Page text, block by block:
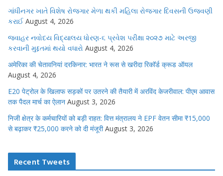
ગાંધીનગર ખાતે વિશેષ રોજગાર મેળા થકી મહિલા રોજગાર દિવસની ઉજવણી
કરાઈ August 4, 2026
જવાહર નવોદય વિદ્યાલય ધોરણ-૬ પ્રવેશ પરીક્ષા ૨૦૨૭ માટે અરજી
કરવાની મુદ્દતમાં થયો વધારો August 4, 2026
अमेरिका की चेतावनियां दरकिनार: भारत ने रूस से खरीदा रिकॉर्ड क्रूड ऑयल
August 4, 2026
E20 पेट्रोल के खिलाफ सड़कों पर उतरने की तैयारी में अरविंद केजरीवाल: पीएम आवास
तक पैदल मार्च का ऐलान August 3, 2026
निजी क्षेत्र के कर्मचारियों को बड़ी राहत: वित्त मंत्रालय ने EPF वेतन सीमा ₹15,000
से बढ़ाकर ₹25,000 करने को दी मंजूरी August 3, 2026
Recent Tweets